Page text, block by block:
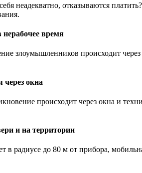
неадекватно, отказываются
время
злоумышленников происходит
через окна
происходит через окна и
и на территории
в радиусе до 80 м от прибора,